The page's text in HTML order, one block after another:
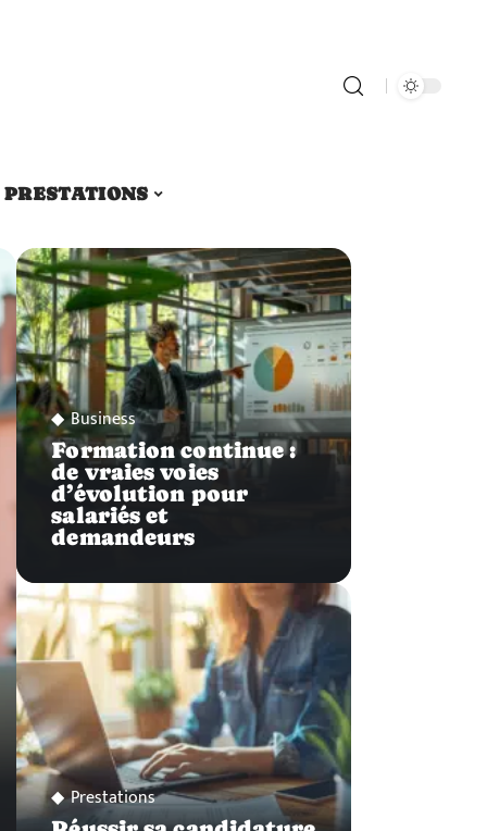
PRESTATIONS
Business
Formation continue :
de vraies voies
d’évolution pour
salariés et
demandeurs
Prestations